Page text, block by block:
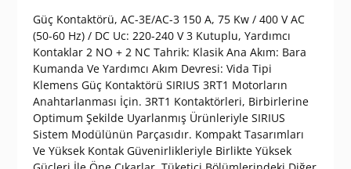
Güç Kontaktörü, AC-3E/AC-3 150 A, 75 Kw / 400 V AC
(50-60 Hz) / DC Uc: 220-240 V 3 Kutuplu, Yardımcı
Kontaklar 2 NO + 2 NC Tahrik: Klasik Ana Akım: Bara
Kumanda Ve Yardımcı Akım Devresi: Vida Tipi
Klemens Güç Kontaktörü SIRIUS 3RT1 Motorların
Anahtarlanması İçin. 3RT1 Kontaktörleri, Birbirlerine
Optimum Şekilde Uyarlanmış Ürünleriyle SIRIUS
Sistem Modülünün Parçasıdır. Kompakt Tasarımları
Ve Yüksek Kontak Güvenirlikleriyle Birlikte Yüksek